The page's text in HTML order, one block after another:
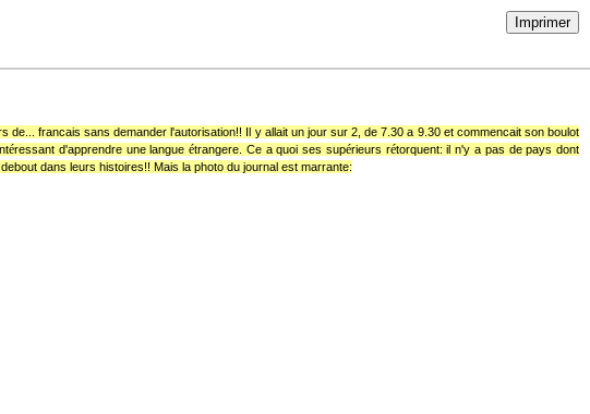
Imprimer
de... francais sans demander l'autorisation!! Il y allait un jour sur 2, de 7.30 a 9.30 et commencait son boulot
éressant d'apprendre une langueétrangere. Ce a quoi ses supérieurs rétorquent: il n'y a pas de pays dont
dans leurs histoires!! Mais la photo du journal est marrante: